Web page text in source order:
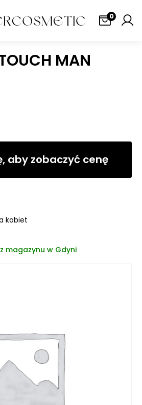
0
MAN
aby zobaczyć cenę
kobiet
magazynu w Gdyni